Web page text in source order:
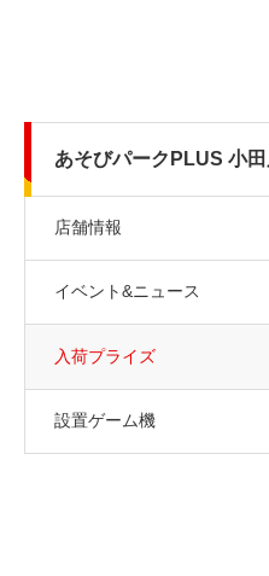
あそびパークPLUS 小
店舗情報
イベント&ニュース
入荷プライズ
設置ゲーム機